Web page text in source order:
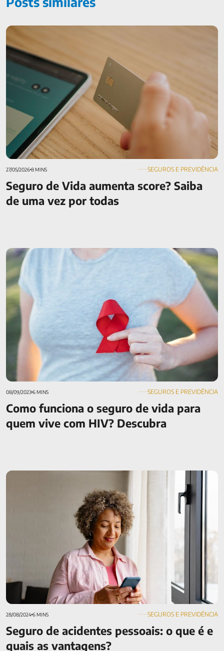
Seguro de Vida aumenta score? Saiba de uma vez por todas
27/05/20268 MINS SEGUROS E PREVIDÊNCIA
Seguro de Vida aumenta score? Saiba
de uma vez por todas
Como funciona o seguro de vida para quem vive com HIV?
Descubra
08/09/20236 MINS SEGUROS E PREVIDÊNCIA
Como funciona o seguro de vida para
quem vive com HIV? Descubra
Seguro de acidentes pessoais: o que é e quais as vantagens?
28/08/20246 MINS SEGUROS E PREVIDÊNCIA
Seguro de acidentes pessoais: o que é e
quais as vantagens?